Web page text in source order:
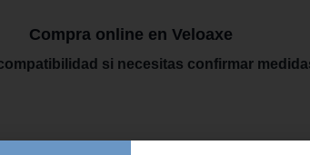
Compra online en Veloaxe
si necesitas confirmar